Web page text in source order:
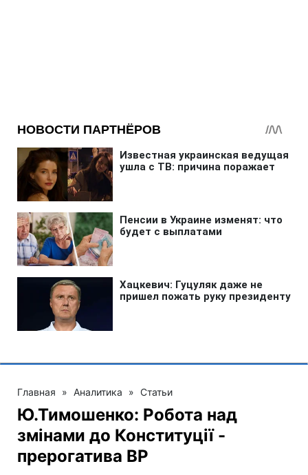
Главная » Аналитика » Статьи
Ю.Тимошенко: Робота над
змінами до Конституції -
прерогатива ВР